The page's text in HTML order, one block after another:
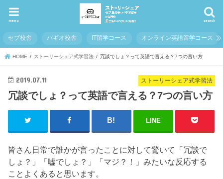
search
menu
セブ校舎 バギオ校舎 IT留学コース オンライン英語留学コース
HOME ストーリーシェア式学習法 冗談でしょ？って英語で言える？7つの言い方
ストーリーシェア式学習法
2019.07.11
冗談でしょ？って英語で言える？7つの言い方
LINE
皆さん日常で誰かが言ったことに対して驚いて「冗談で
しょ？」「嘘でしょ？」「マジ？！」みたいな反応する
ことよくあると思います。